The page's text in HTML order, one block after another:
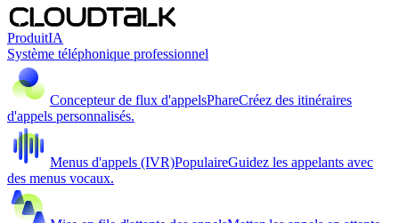
ProduitIA
Système téléphonique professionnel
Concepteur de flux d'appelsPhareCréez des itinéraires
d'appels personnalisés.
Menus d'appels (IVR)PopulaireGuidez les appelants avec
des menus vocaux.